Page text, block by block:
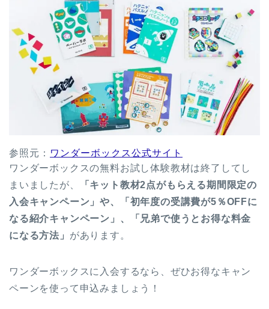
参照元： ワンダーボックス公式サイト
ワンダーボックスの無料お試し体験教材は終了してし
まいましたが、
「キット教材2点がもらえる期間限定の
入会キャンペーン」や、「初年度の受講費が5％OFFに
なる紹介キャンペーン」、「兄弟で使うとお得な料金
になる方法」 があります。
ワンダーボックスに入会するなら、ぜひお得なキャン
ペーンを使って申込みましょう！